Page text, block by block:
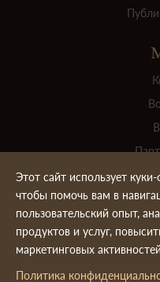
Ваш вклад в
Реставрация картины
Этот сайт использует
чтобы помочь вам в
пользовательский опыт,
продуктов и услуг,
маркетинговых
Политика